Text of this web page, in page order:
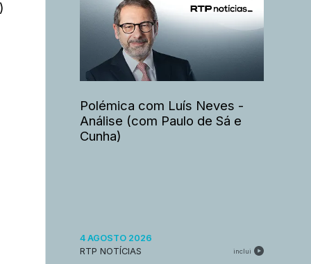
Polémica com Luís Neves -
Análise (com Paulo de Sá e
Cunha)
4 AGOSTO 2026
RTP NOTÍCIAS
inclui